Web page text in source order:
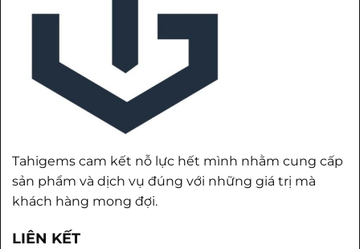
Tahigems cam kết nỗ lực hết mình nhằm cung cấp
sản phẩm và dịch vụ đúng với những giá trị mà
khách hàng mong đợi.
LIÊN KẾT